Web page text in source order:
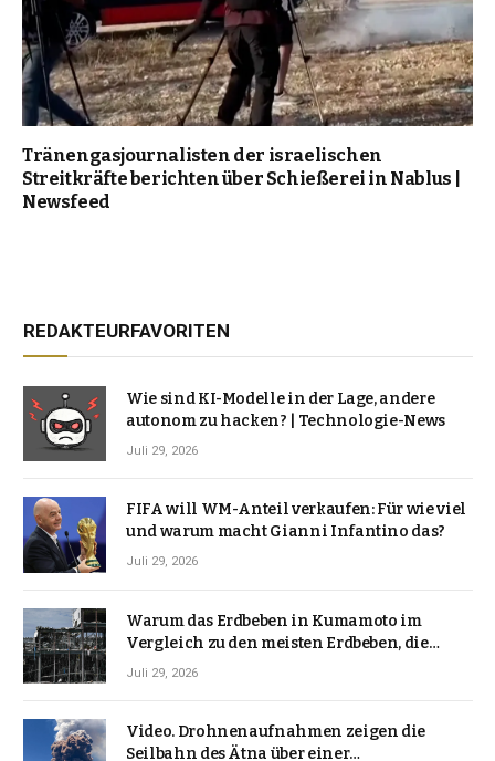
Tränengasjournalisten der israelischen
Streitkräfte berichten über Schießerei in Nablus |
Newsfeed
REDAKTEURFAVORITEN
Wie sind KI-Modelle in der Lage, andere
autonom zu hacken? | Technologie-News
Juli 29, 2026
FIFA will WM-Anteil verkaufen: Für wie viel
und warum macht Gianni Infantino das?
Juli 29, 2026
Warum das Erdbeben in Kumamoto im
Vergleich zu den meisten Erdbeben, die
Japan erschütterten, ungewöhnlich ist
Juli 29, 2026
Video. Drohnenaufnahmen zeigen die
Seilbahn des Ätna über einer